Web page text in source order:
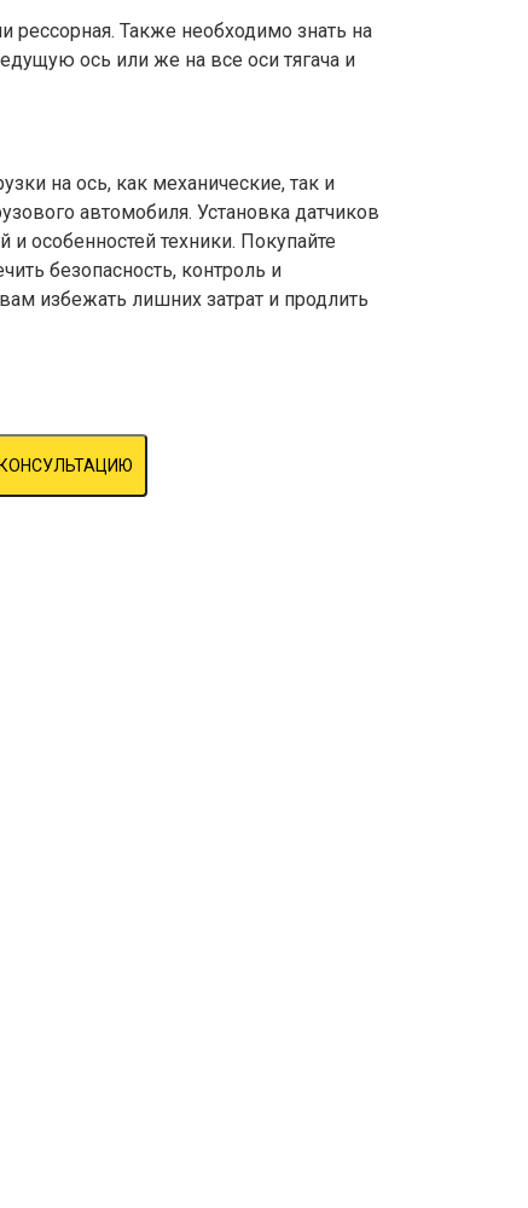
рессорная. Также необходимо знать на
ось или же на все оси тягача и
на ось, как механические, так и
автомобиля. Установка датчиков
особенностей техники. Покупайте
безопасность, контроль и
избежать лишних затрат и продлить